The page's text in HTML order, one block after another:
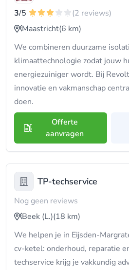
3/5
(2 reviews)
Maastricht(6 km)
We combineren duurzame
klimaattechnologie zodat jouw
energiezuiniger wordt. Bij
innovatie en vakmanschap
doen.
Offerte
aanvragen
TP-techservice
Nog geen reviews
Beek (L.)(18 km)
We helpen je in Eijsden-
cv-ketel: onderhoud, reparatie
techservice krijg je vakkundig